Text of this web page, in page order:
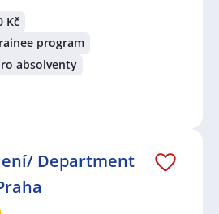
Kč
program
absolventy
Department